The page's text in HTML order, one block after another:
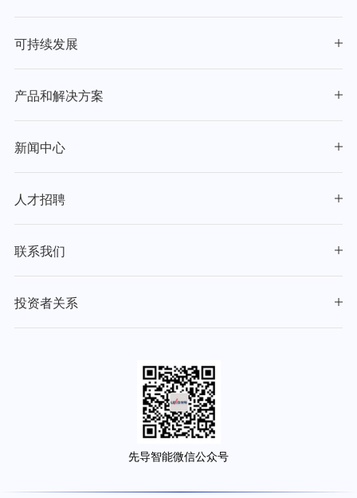
可持续发展
产品和解决方案
新闻中心
人才招聘
联系我们
投资者关系
先导智能微信公众号